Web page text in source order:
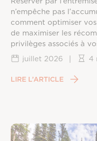
n’empêche pas
comment optimiser
de maximiser les
privilèges associés à
juillet 2026
| 4
LIRE L’ARTICLE